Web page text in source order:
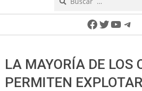
Facebook
Twitter
LA MAYORÍA DE LOS
PERMITEN